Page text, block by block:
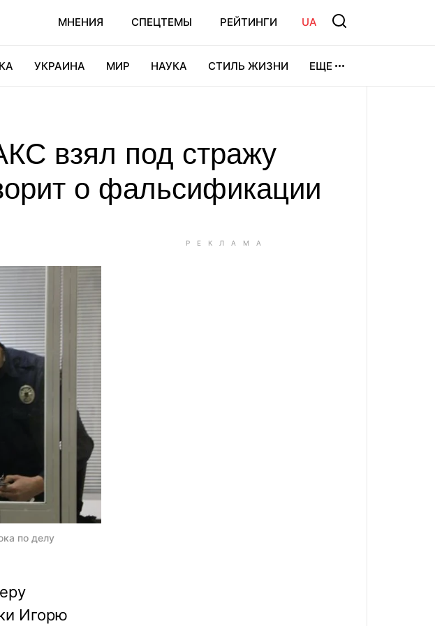
МНЕНИЯ СПЕЦТЕМЫ РЕЙТИНГИ UA
УКРАИНА МИР НАУКА СТИЛЬ ЖИЗНИ ЕЩЕ
взял под стражу
о фальсификации
по делу
Игорю